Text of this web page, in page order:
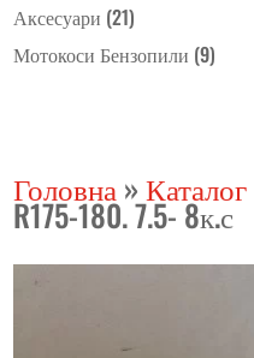
Аксесуари (21)
Мотокоси Бензопили (9)
Головна »Каталог
R175-180. 7.5- 8к.с